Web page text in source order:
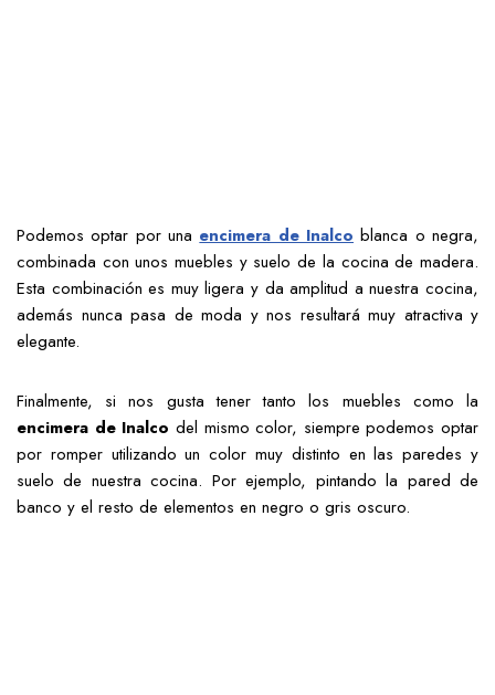
Podemos optar por una encimera de Inalco blanca o negra,
combinada con unos muebles y suelo de la cocina de madera.
Esta combinación es muy ligera y da amplitud a nuestra cocina,
además nunca pasa de moda y nos resultará muy atractiva y
elegante.
Finalmente, si nos gusta tener tanto los muebles como la
encimera de Inalco del mismo color, siempre podemos optar
por romper utilizando un color muy distinto en las paredes y
suelo de nuestra cocina. Por ejemplo, pintando la pared de
banco y el resto de elementos en negro o gris oscuro.